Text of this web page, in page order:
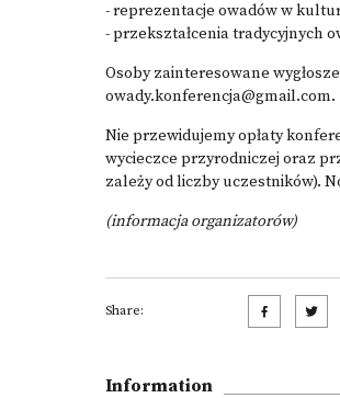
- reprezentacje owadów w
- przekształcenia tradycyjnych
Osoby zainteresowane
owady.konferencja@gmail.com.
Nie przewidujemy opłaty
wycieczce przyrodniczej oraz
zależy od liczby uczestników).
(informacja organizatorów)
Share:
Information